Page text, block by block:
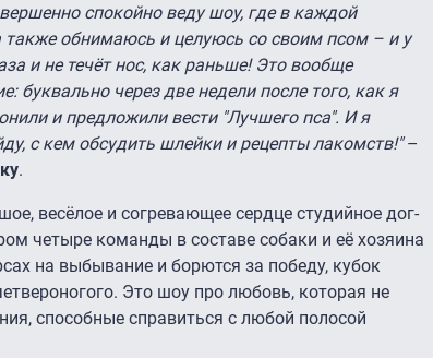
спокойно веду шоу, где в каждой
также обнимаюсь и целуюсь со своим псом – и у
и не течёт нос, как раньше! Это вообще
буквально через две недели после того, как я
и предложили вести "Лучшего пса". И я
с кем обсудить шлейки и рецепты лакомств!"–
.
весёлое и согревающее сердце студийное дог-
четыре команды в составе собаки и её хозяина
на выбывание и борются за победу, кубок
Это шоу про любовь, которая не
способные справиться с любой полосой